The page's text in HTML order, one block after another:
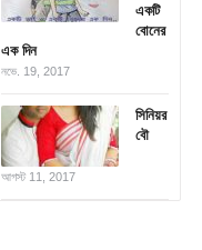
একটি
বোনের
এক দিন
নভে. 19, 2017
সিনিয়র
বৌ
আগস্ট 11, 2017